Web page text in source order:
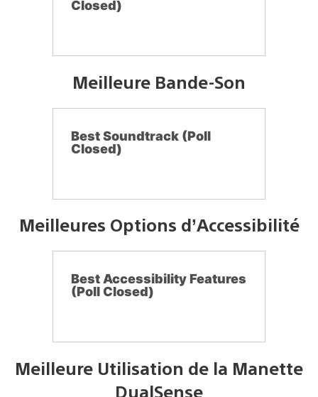
Closed)
Meilleure Bande-Son
Best Soundtrack (Poll
Closed)
Meilleures Options d’Accessibilité
Best Accessibility Features
(Poll Closed)
Meilleure Utilisation de la Manette
DualSense